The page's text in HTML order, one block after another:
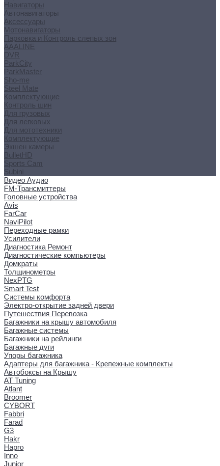
Навигаторы
Автонавигаторы
Аксессуары
Мотонавигаторы
Парковка и Контроль слепых зон
AAALINE
DVR
ParkCity
ParkMaster
Sho-me
Steel Mate
Комплектующие
Контроль шин
Для грузовых
Для легковых
Для мототехники
Комплектующие
Экшен камеры
BulletHD
Sports Cam
Subini
Видео Аудио
FM-Трансмиттеры
Головные устройства
Avis
FarCar
NaviPilot
Переходные рамки
Усилители
Диагностика Ремонт
Диагностические компьютеры
Домкраты
Толщинометры
NexPTG
Smart Test
Системы комфорта
Электро-открытие задней двери
Путешествия Перевозка
Багажники на крышу автомобиля
Багажные системы
Багажники на рейлинги
Багажные дуги
Упоры багажника
Адаптеры для багажника - Крепежные комплекты
Автобоксы на Крышу
AT Tuning
Atlant
Broomer
CYBORT
Fabbri
Farad
G3
Hakr
Hapro
Inno
Junior